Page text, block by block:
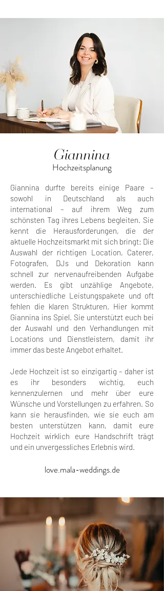
Giannina
Hochzeitsplanung
Giannina durfte bereits einige Paare –
sowohl in Deutschland als auch
international – auf ihrem Weg zum
schönsten Tag ihres Lebens begleiten. Sie
kennt die Herausforderungen, die der
aktuelle Hochzeitsmarkt mit sich bringt: Die
Auswahl der richtigen Location, Caterer,
Fotografen, DJs und Dekoration kann
schnell zur nervenaufreibenden Aufgabe
werden. Es gibt unzählige Angebote,
unterschiedliche Leistungspakete und oft
fehlen die klaren Strukturen. Hier kommt
Giannina ins Spiel. Sie unterstützt euch bei
der Auswahl und den Verhandlungen mit
Locations und Dienstleistern, damit ihr
immer das beste Angebot erhaltet.
Jede Hochzeit ist so einzigartig – daher ist
es ihr besonders wichtig, euch
kennenzulernen und mehr über eure
Wünsche und Vorstellungen zu erfahren. So
kann sie herausfinden, wie sie euch am
besten unterstützen kann, damit eure
Hochzeit wirklich eure Handschrift trägt
und ein unvergessliches Erlebnis wird.
love.mala-weddings.de